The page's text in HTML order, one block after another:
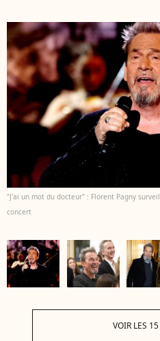
"J'ai un mot du docteur" : Florent Pagny
concert
VOIR LES